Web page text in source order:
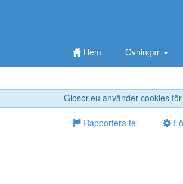
Glosor.eu använder cookies
Hem Övningar
Rapportera fel